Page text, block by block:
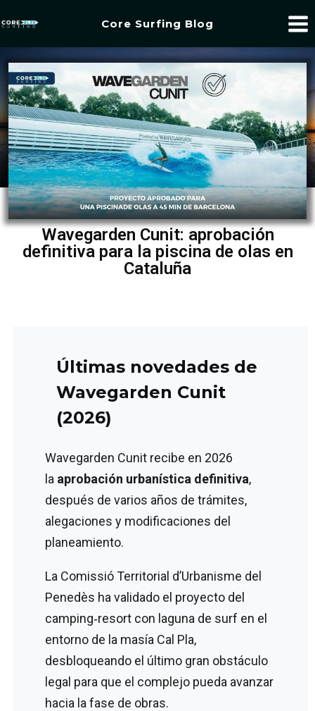
Core Surfing Blog
Wavegarden Cunit: aprobación
definitiva para la piscina de olas en
Cataluña
Últimas novedades de
Wavegarden Cunit
(2026)
Wavegarden Cunit recibe en 2026
la aprobación urbanística definitiva,
después de varios años de trámites,
alegaciones y modificaciones del
planeamiento.
La Comissió Territorial d’Urbanisme del
Penedès ha validado el proyecto del
camping‑resort con laguna de surf en el
entorno de la masía Cal Pla,
desbloqueando el último gran obstáculo
legal para que el complejo pueda avanzar
hacia la fase de obras.